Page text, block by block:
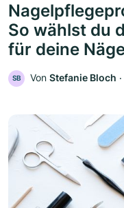
So wählst du
für deine
SB Von Stefanie Bloch ‧